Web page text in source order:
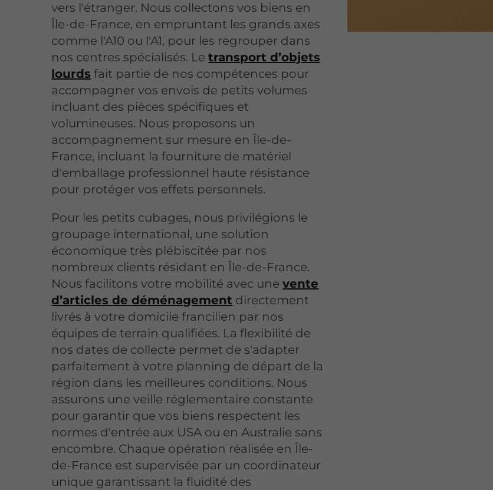
vers l'étranger. Nous collectons vos biens en
Île-de-France, en empruntant les grands axes
comme l'A10 ou l'A1, pour les regrouper dans
nos centres spécialisés. Letransport d’objets
lourds fait partie de nos compétences pour
accompagner vos envois de petits volumes
incluant des pièces spécifiques et
volumineuses. Nous proposons un
accompagnement sur mesure en Île-de-
France, incluant la fourniture de matériel
d'emballage professionnel haute résistance
pour protéger vos effets personnels.
Pour les petits cubages, nous privilégions le
groupage international, une solution
économique très plébiscitée par nos
nombreux clients résidant en Île-de-France.
Nous facilitons votre mobilité avec unevente
d’articles de déménagement directement
livrés à votre domicile francilien par nos
équipes de terrain qualifiées. La flexibilité de
nos dates de collecte permet de s'adapter
parfaitement à votre planning de départ de la
région dans les meilleures conditions. Nous
assurons une veille réglementaire constante
pour garantir que vos biens respectent les
normes d'entrée aux USA ou en Australie sans
encombre. Chaque opération réalisée en Île-
de-France est supervisée par un coordinateur
unique garantissant la fluidité des